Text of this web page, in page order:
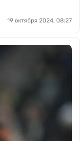
19 октября 2024, 08:27